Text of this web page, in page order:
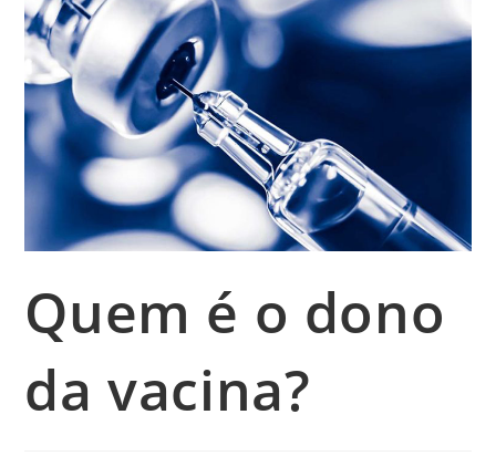
Quem é o dono
da vacina?